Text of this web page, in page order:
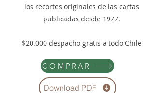
los recortes originales de las cartas
publicadas desde 1977.
$20.000 despacho gratis a todo Chile
COMPRAR
Download PDF